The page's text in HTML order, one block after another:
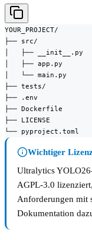
YOUR_PROJECT/
├── src/
│   ├── __init__.py
│   ├── app.py
│   └── main.py
├── tests/
├── .env
├── Dockerfile
├── LICENSE
└── pyproject.toml
Wichtiger
Ultralytics
AGPL-3.0
Anforderungen mit
Dokumentation